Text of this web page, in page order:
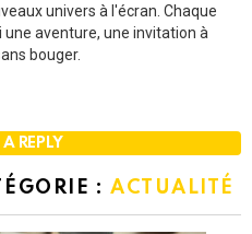
univers à l'écran. Chaque
aventure, une invitation à
bouger.
A REPLY
: ACTUALITÉ